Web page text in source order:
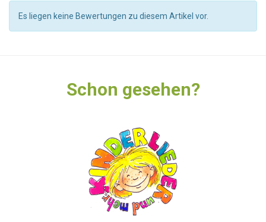
Es liegen keine Bewertungen zu diesem Artikel vor.
Schon gesehen?